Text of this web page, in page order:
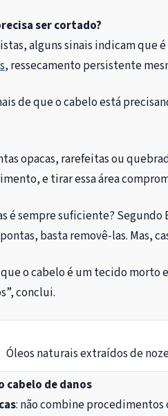
ser cortado?
alguns sinais indicam
, ressecamento persistente
de que o cabelo está
opacas, rarefeitas ou
e tirar essa área
é sempre suficiente?
basta removê-las. Mas,
o cabelo é um tecido morto
conclui.
Óleos naturais extraídos de
cabelo de danos
: não combine procedimentos